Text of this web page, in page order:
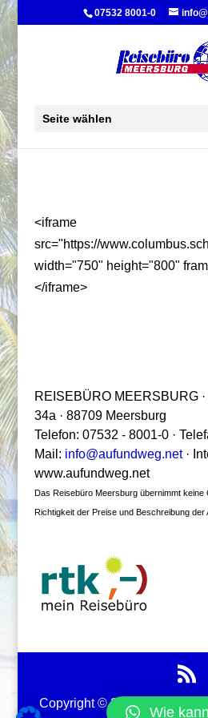
07532 8001-0
Seite wählen
<iframe
src="https://
width="750" height="800"
</iframe>
REISEBÜRO MEERSBURG
34a · 88709 Meersburg
Telefon: 07532 - 8001-0 ·
Mail: info@aufundweg.net ·
www.aufundweg.net
Das Reisebüro Meersburg übernimmt
Richtigkeit der Preise und Beschreibung der
Copyright © 2017 vermedia |
Wie